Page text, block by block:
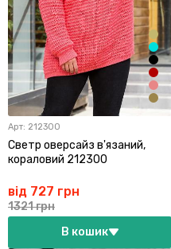
Арт: 212300
Светр оверсайз в'язаний,
кораловий 212300
від 727 грн
1321 грн
В кошик